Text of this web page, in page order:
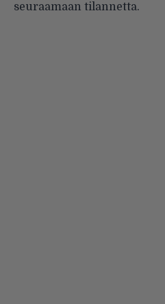
seuraamaan tilannetta.